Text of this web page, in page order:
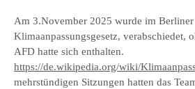
Am 3.November 2025 wurde im Berliner
Klimaanpassungsgesetz, verabschiedet,
AFD hatte sich enthalten.
https://de.wikipedia.org/wiki/
mehrstündigen Sitzungen hatten das